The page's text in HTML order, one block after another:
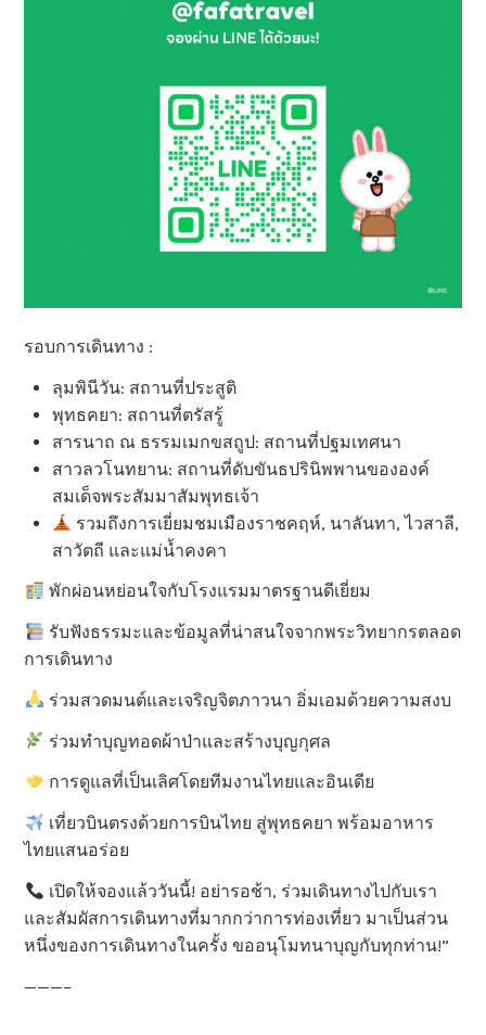
รอบการเดินทาง :
ลุมพินีวัน: สถานที่ประสูติ
พุทธคยา: สถานที่ตรัสรู้
สารนาถ ณ ธรรมเมกขสถูป: สถานที่ปฐมเทศนา
สาวลวโนทยาน: สถานที่ดับขันธปรินิพพานขององค์
สมเด็จพระสัมมาสัมพุทธเจ้า
รวมถึงการเยี่ยมชมเมืองราชคฤห์, นาลันทา, ไวสาลี,
สาวัตถี และแม่น้ำคงคา
พักผ่อนหย่อนใจกับโรงแรมมาตรฐานดีเยี่ยม
รับฟังธรรมะและข้อมูลที่น่าสนใจจากพระวิทยากรตลอด
การเดินทาง
ร่วมสวดมนต์และเจริญจิตภาวนา อิ่มเอมด้วยความสงบ
ร่วมทำบุญทอดผ้าป่าและสร้างบุญกุศล
การดูแลที่เป็นเลิศโดยทีมงานไทยและอินเดีย
เที่ยวบินตรงด้วยการบินไทย สู่พุทธคยา พร้อมอาหาร
ไทยแสนอร่อย
เปิดให้จองแล้ววันนี้! อย่ารอช้า, ร่วมเดินทางไปกับเรา
และสัมผัสการเดินทางที่มากกว่าการท่องเที่ยว มาเป็นส่วน
หนึ่งของการเดินทางในครั้ง ขออนุโมทนาบุญกับทุกท่าน!”
———–